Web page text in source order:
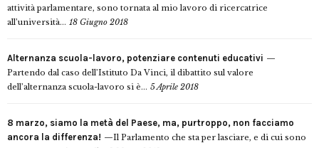
attività parlamentare, sono tornata al mio lavoro di ricercatrice
all’università... 18 Giugno 2018
Alternanza scuola-lavoro, potenziare contenuti educativi
Partendo dal caso dell’Istituto Da Vinci, il dibattito sul valore
dell’alternanza scuola-lavoro si è... 5 Aprile 2018
8 marzo, siamo la metà del Paese, ma, purtroppo, non facciamo
ancora la differenza!
Il Parlamento che sta per lasciare, e di cui sono